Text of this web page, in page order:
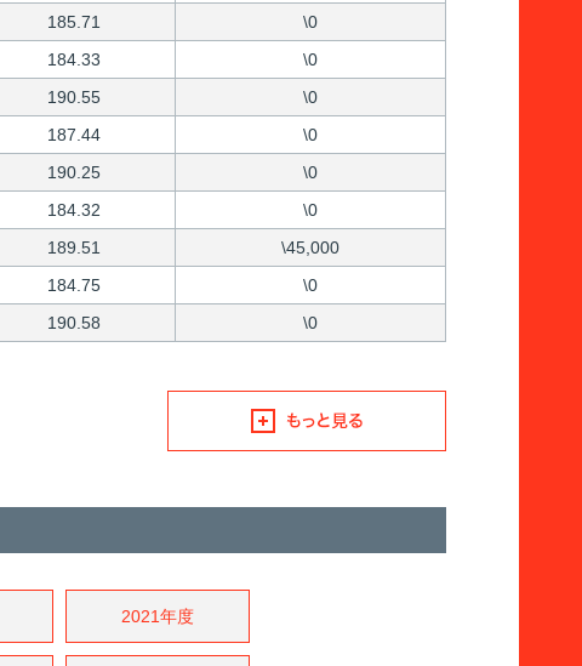
185.71
\0
184.33
\0
190.55
\0
187.44
\0
190.25
\0
184.32
\0
189.51
\45,000
184.75
\0
190.58 \0
2021年度